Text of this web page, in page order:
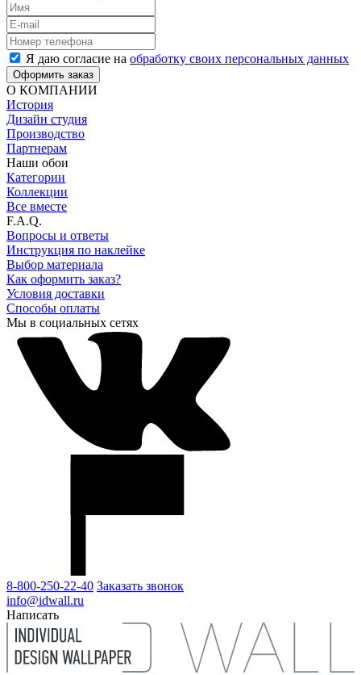
Я даю согласие на обработку своих персональных данных
Оформить заказ
О КОМПАНИИ
История
Дизайн студия
Производство
Партнерам
Наши обои
Категории
Коллекции
Все вместе
F.A.Q.
Вопросы и ответы
Инструкция по наклейке
Выбор материала
Как оформить заказ?
Условия доставки
Способы оплаты
Мы в социальных сетях
8-800-250-22-40 Заказать звонок
info@idwall.ru
Написать